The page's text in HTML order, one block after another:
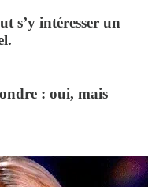
s’y intéresser un
: oui, mais